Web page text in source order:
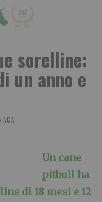
sorelline:
un anno e
Un cane
pitbull ha
di 18 mesi e 12